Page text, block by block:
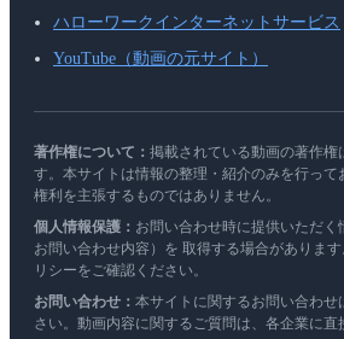
ハローワークインターネットサービス
YouTube（動画の元サイト）
著作権について： 掲載されている動画の著作権
す。本サイトは情報の整理・紹介のみを行って
権利を主張するものではありません。
個人情報保護： お問い合わせ時に提供いただく
お問い合わせ内容）を 取得する場合がありま
リシーをご確認ください。
お問い合わせ： 本サイトに関するお問い合わせ
さい。動画内容に関するご質問は、各企業に直